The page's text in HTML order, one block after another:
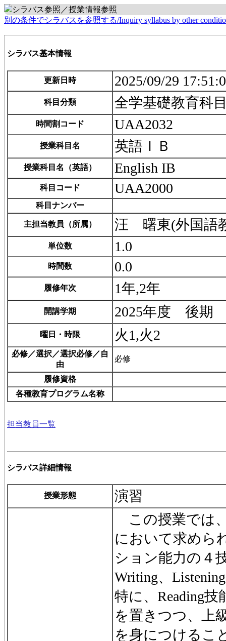
シラバス参照／授業情報参照
別の条件でシラバスを参照する/Inquiry syllabus by other
シラバス基本情報
更新日時 2025/09/29
科目分類 全学基礎教育科
時間割コード UAA2032
授業科目名 英語ＩＢ
授業科目名（英語） English IB
科目コード UAA2000
科目ナンバー
主担当教員（所属） 汪 曙東(外国語
単位数 1.0
時間数 0.0
履修年次 1年,2年
開講学期 2025年度 後期
曜日・時限 火1,火2
必修／選択／選択必修／自
由
必修
履修資格
各種教育プログラム名称
担当教員一覧
シラバス詳細情報
授業形態 演習
この授業では
において求めら
ション能力の４
Writing、
特に、Reading
を置きつつ、上
を身につける